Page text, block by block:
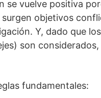
se vuelve positiva
objetivos
Y, dado que
son
fundamentales: